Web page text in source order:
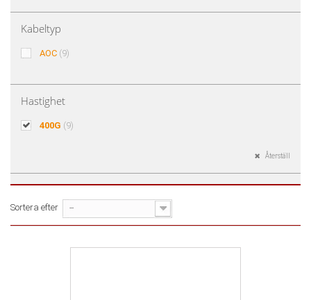
Kabeltyp
AOC (9)
Hastighet
400G (9)
Återställ
Sortera efter --